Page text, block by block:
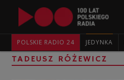
POLSKIE RADIO 24 JEDYNKA
TADEUSZ RÓŻEWICZ